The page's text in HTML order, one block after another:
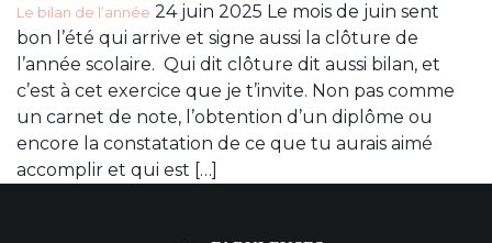
Le bilan de l’année 24 juin 2025 Le mois de juin sent
bon l’été qui arrive et signe aussi la clôture de
l’année scolaire. Qui dit clôture dit aussi bilan, et
c’est à cet exercice que je t’invite. Non pas comme
un carnet de note, l’obtention d’un diplôme ou
encore la constatation de ce que tu aurais aimé
accomplir et qui est […]